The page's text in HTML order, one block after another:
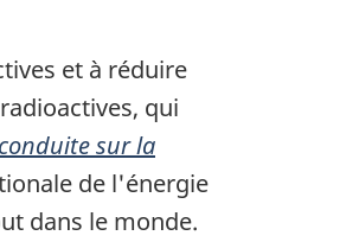
et à réduire
qui
sur la
de l'énergie
dans le monde.